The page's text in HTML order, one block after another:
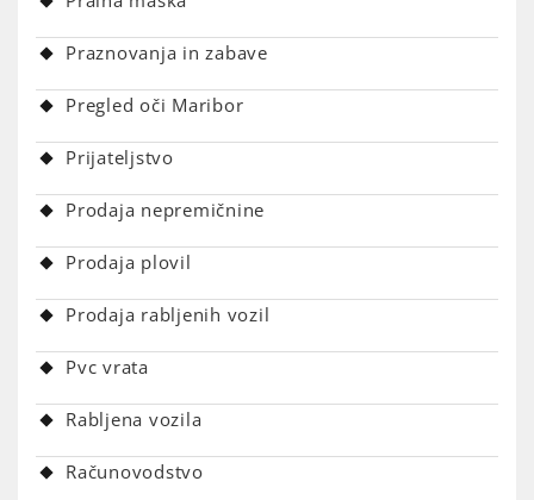
Praznovanja in zabave
Pregled oči Maribor
Prijateljstvo
Prodaja nepremičnine
Prodaja plovil
Prodaja rabljenih vozil
Pvc vrata
Rabljena vozila
Računovodstvo